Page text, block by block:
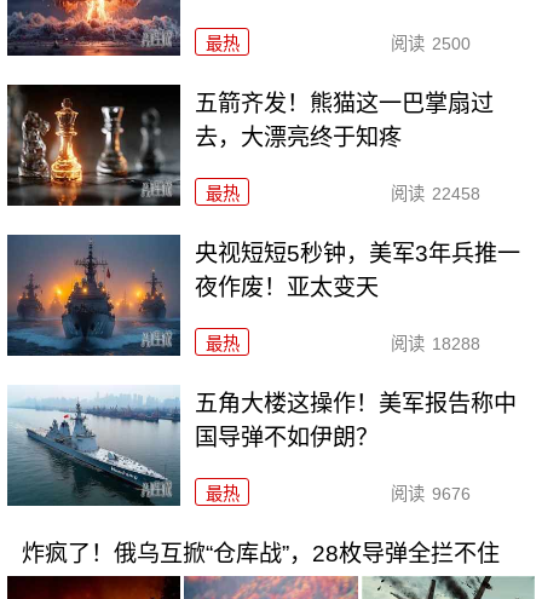
最热 阅读 2500
五箭齐发！熊猫这一巴掌扇过
去，大漂亮终于知疼
最热 阅读 22458
央视短短5秒钟，美军3年兵推一
夜作废！亚太变天
最热 阅读 18288
五角大楼这操作！美军报告称中
国导弹不如伊朗？
最热 阅读 9676
炸疯了！俄乌互掀“仓库战”，28枚导弹全拦不住